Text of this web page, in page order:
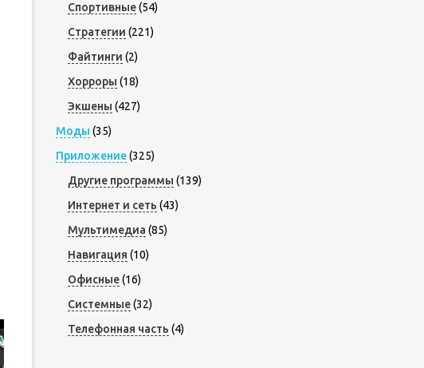
Спортивные(54)
Стратегии (221)
Файтинги (2)
Хорроры (18)
Экшены (427)
Моды (35)
Приложение(325)
Другие программы (139)
Интернет и сеть (43)
Мультимедиа (85)
Навигация (10)
Офисные(16)
Системные(32)
Телефонная часть (4)